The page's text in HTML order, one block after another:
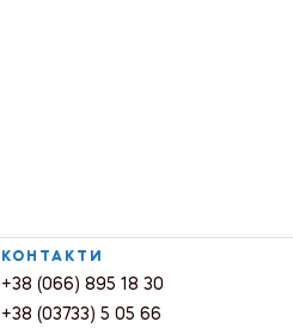
КОНТАКТИ
+38 (066) 895 18 30
+38 (03733) 5 05 66